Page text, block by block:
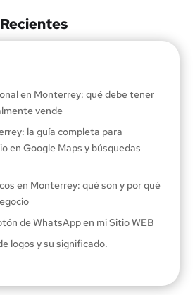
en Monterrey: qué debe tener
vende
la guía completa para
en Google Maps y búsquedas
en Monterrey: qué son y por qué
de WhatsApp en mi Sitio WEB
logos y su significado.